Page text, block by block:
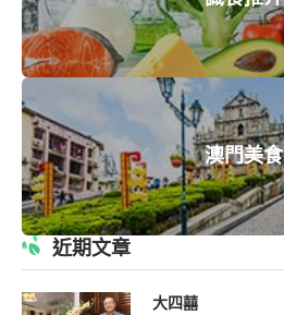
澳門美食
近期文章
大四囍